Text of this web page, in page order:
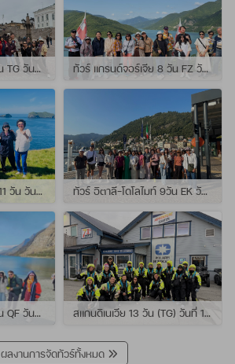
ทัวร์ สแกนดิเนเวีย 10วัน TG วันที่ 24 กรกฏาคม - 02 สิงหาคม 2569 เดินทางกับไกด์พี่ยอร์ช ทัวร์ แกรนด์จอร์เจีย 8 วัน FZ วันที่ 26 กรกฎาคม - 02 สิงหาคม 2569 เดินทางกับไกด์พี่โจ๊ก
ทริป แกรนด์ไอซ์แลนด์ 11 วัน วันที่ 25 กรกฏาคม - 04 สิงหาคม 2569 เดินทางกับไกด์พี่เปิ้ล ทัวร์ อิตาลี-โดโลไมท์ 9วัน EK วันที่ 21 - 29 กรกฏาคม 2569 เดินทางกับไกด์พี่หนุ่ม
แกรนด์นิวซีแลนด์ 12 วัน QF วันที่ 22 กรกฎาคม - 3 สิงหาคม 2569 เดินทางกับไกด์พี่โจ้ สแกนดิเนเวีย 13 วัน (TG) วันที่ 10-22 กรกฏาคม 2569 เดินทางกับไกด์พี่เต้ย
ผลงานการจัดทัวร์ทั้งหมด